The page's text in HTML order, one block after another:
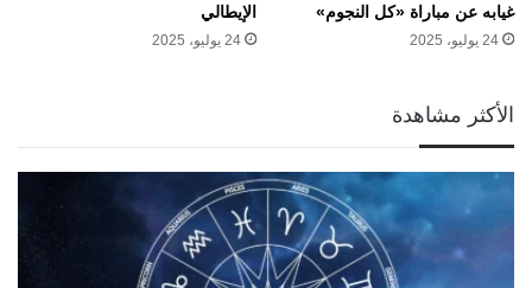
غيابه عن مباراة «كل النجوم»
24 يوليو، 2025
الإيطالي
24 يوليو، 2025
الأكثر مشاهدة